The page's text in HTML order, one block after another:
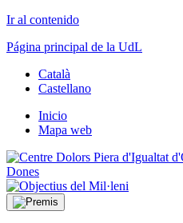
Ir al contenido
Página principal de la UdL
Català
Castellano
Inicio
Mapa web